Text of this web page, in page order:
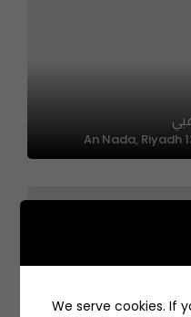
We serve cookies. If